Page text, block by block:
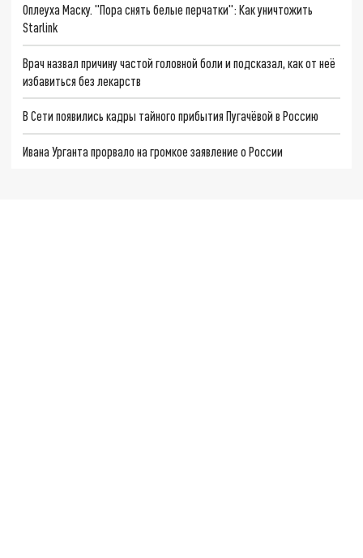
Оплеуха Маску. "Пора снять белые перчатки": Как уничтожить
Starlink
Врач назвал причину частой головной боли и подсказал, как от неё
избавиться без лекарств
В Сети появились кадры тайного прибытия Пугачёвой в Россию
Ивана Урганта прорвало на громкое заявление о России